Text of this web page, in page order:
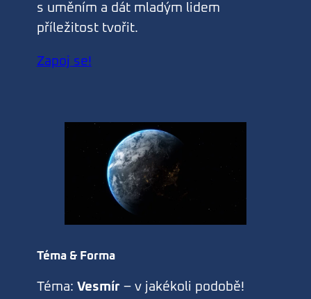
s uměním a dát mladým lidem
příležitost tvořit.
Zapoj se!
Téma & Forma
Téma: Vesmír– v jakékoli podobě!